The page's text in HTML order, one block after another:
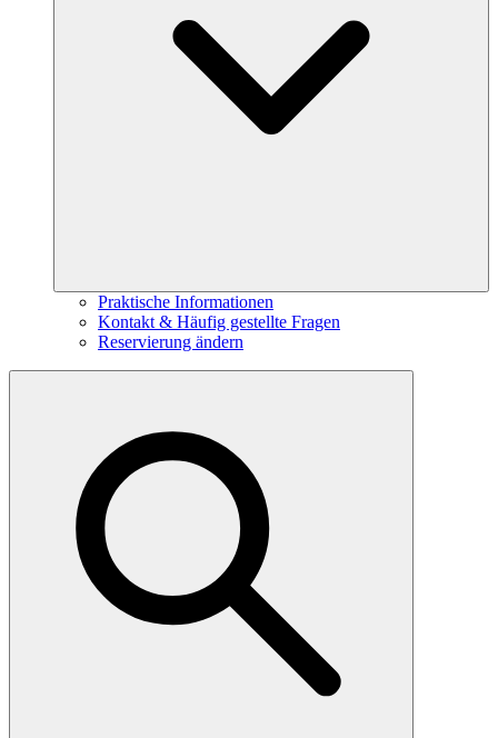
Praktische Informationen
Kontakt & Häufig gestellte Fragen
Reservierung ändern